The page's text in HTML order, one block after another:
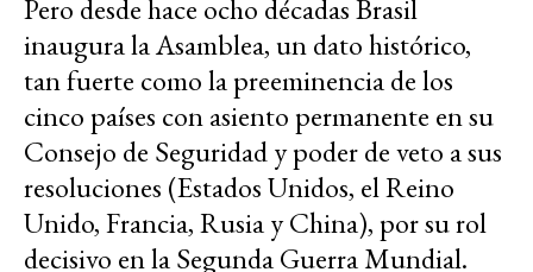
Pero desde hace ocho décadas Brasil
inaugura la Asamblea, un dato histórico,
tan fuerte como la preeminencia de los
cinco países con asiento permanente en su
Consejo de Seguridad y poder de veto a sus
resoluciones (Estados Unidos, el Reino
Unido, Francia, Rusia y China), por su rol
decisivo en la Segunda Guerra Mundial.